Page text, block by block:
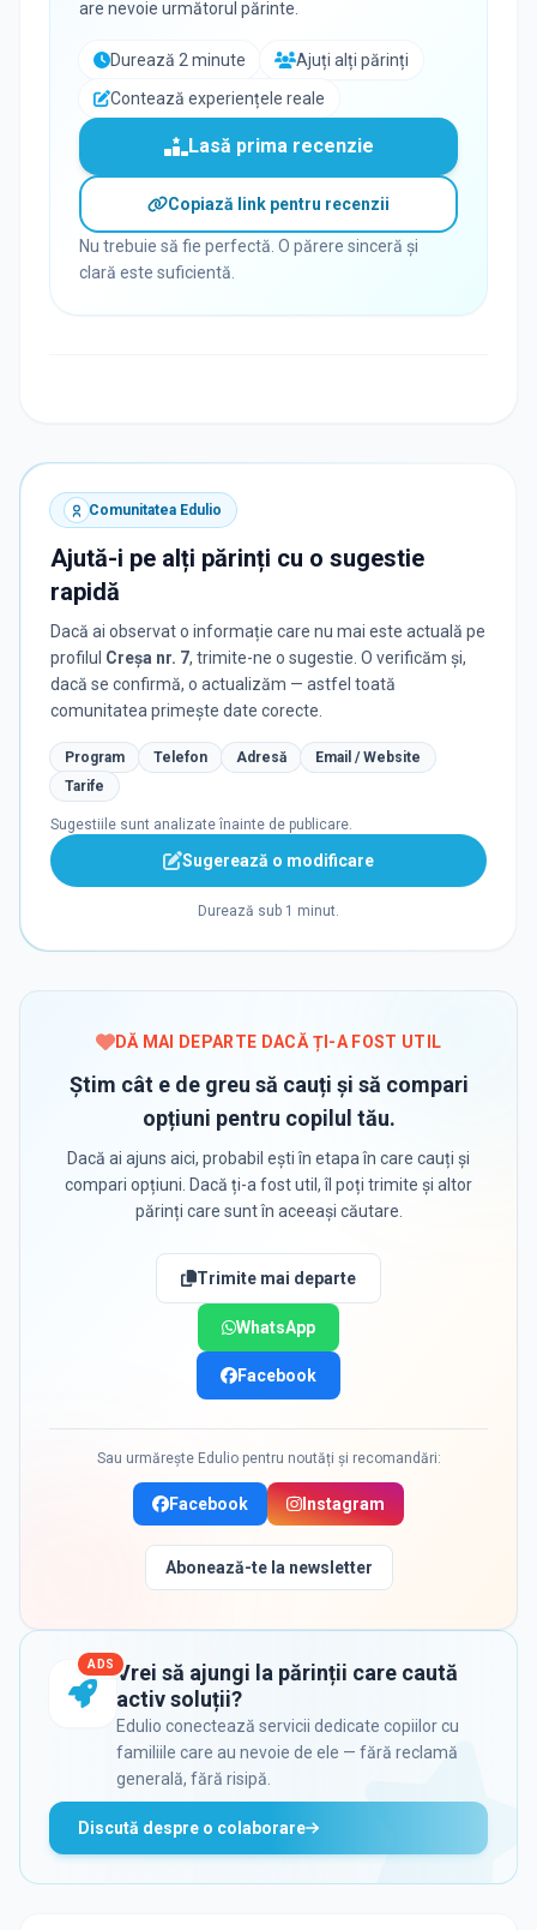
are nevoie următorul părinte.
Durează 2 minute
Ajuți alți părinți
Contează experiențele reale
Lasă prima recenzie
Copiază link pentru recenzii
Nu trebuie să fie perfectă. O părere sinceră și
clară este suficientă.
Comunitatea Edulio
Ajută-i pe alți părinți cu o sugestie
rapidă
Dacă ai observat o informație care nu mai este actuală pe
profilul Creșa nr. 7, trimite-ne o sugestie. O verificăm și,
dacă se confirmă, o actualizăm — astfel toată
comunitatea primește date corecte.
Program Telefon Adresă
Email / Website
Tarife
Sugestiile sunt analizate înainte de publicare.
Sugerează o modificare
Durează sub 1 minut.
DĂ MAI DEPARTE DACĂ ȚI-A FOST UTIL
Știm cât e de greu să cauți și să compari
opțiuni pentru copilul tău.
Dacă ai ajuns aici, probabil ești în etapa în care cauți și
compari opțiuni. Dacă ți-a fost util, îl poți trimite și altor
părinți care sunt în aceeași căutare.
Trimite mai departe
WhatsApp
Facebook
Sau urmărește Edulio pentru noutăți și recomandări:
Facebook Instagram
Abonează-te la newsletter
ADS Vrei să ajungi la părinții care caută
activ soluții?
Edulio conectează servicii dedicate copiilor cu
familiile care au nevoie de ele — fără reclamă
generală, fără risipă.
Discută despre o colaborare